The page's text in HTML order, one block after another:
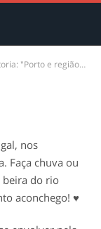
"Porto e região" (Page 2)
nos
Faça chuva ou
beira do rio
aconchego! ♥